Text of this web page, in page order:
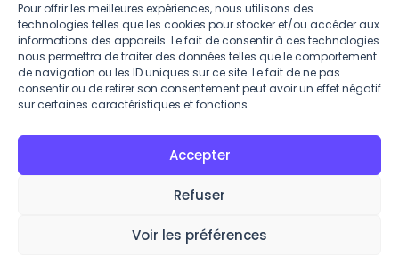
Pour offrir les meilleures expériences, nous utilisons des
technologies telles que les cookies pour stocker et/ou accéder aux
informations des appareils. Le fait de consentir à ces technologies
nous permettra de traiter des données telles que le comportement
de navigation ou les ID uniques sur ce site. Le fait de ne pas
consentir ou de retirer son consentement peut avoir un effet négatif
sur certaines caractéristiques et fonctions.
Accepter
Refuser
Voir les préférences
Conditions Générales
Politique de confidentialité
Gestion des Cookies